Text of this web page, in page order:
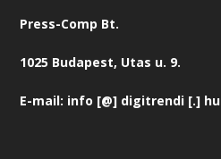
Press-Comp Bt.
1025 Budapest, Utas u. 9.
E-mail: info [@] digitrendi [.] hu